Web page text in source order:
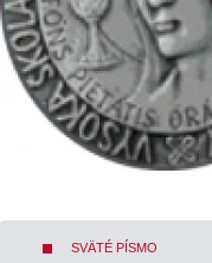
SVÄTÉ PÍSMO